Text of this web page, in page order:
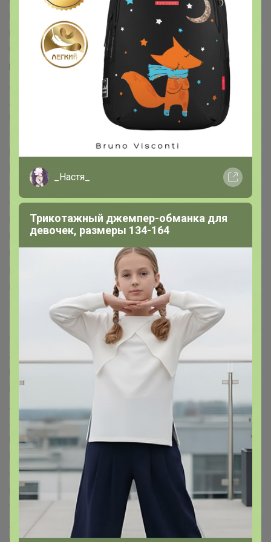
Keep memories™
Luazon™
Magistro™ MARVEL™ Me to You™
MINAKU™
MIST™ NAZAMOK™ Автоград™
Арт Узор™
Банная забава™
БУКВА-ЛЕНД™
Выбражулька™
Дарите Счастье™
Доброе дерево™
Добропаровъ™
Доляна™
Маша и медведь™
Пижон™
ГЕЛЕОС™ Koh-I-Noor™ BIC™
Paw Patrol™
БУКВА-ЛЕНД™
Лесная мастерская™
Маша и Медведь™
Синий трактор™
Смешарики™ AKUBA™
Эксмо™
Издательский дом ПИТЕР™
Эксмодетство™
Издательский дом «Самокат»™
БОМБОРА™
МОЗАИКА-СИНТЕЗ™
Издательская группа АСТ™
Bestway™
Рецепты дедушки Никиты™
ЭТЕЛЬ™ ДОЛЯНА™
LoveLife™
Экономь и Я™
Крошка Я™
Уральская мануфактура™
Страна Карнавалия™
Хорошие сувениры™
Эврики™ Evis™
ARTLAVKA™ Calligrata™
Paw Patrol™
Лесная мастерская™
Маша и Медведь™
Синий трактор™
ЛАС ИГРАС™
Queen fair™ POMPOSHKI™
WOOW TOYS™
Крошка Я™
Дарите счастье™
Школа Талантов™
Mum&Baby™
ТУНДРА™
Family look™
Соломон™
Like me™
Семейные традиции™
Весёлые липучки™
Страна Карнавалия™
Чистое счастье™
TAS-PROM™
Керамика ручной работы™
Дорого внимание™
KONFINETTA™
_Настя_
Трикотажный джемпер-обманка для
девочек, размеры 134-164